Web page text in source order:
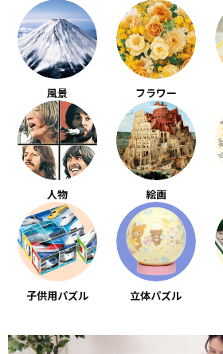
風景 フラワー
人物 絵画
子供用パズル 立体パズル